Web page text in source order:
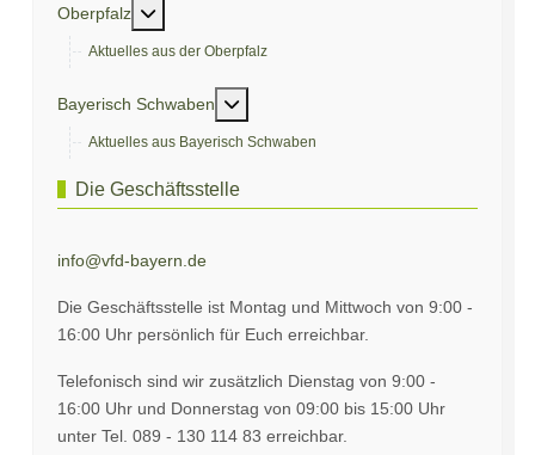
Oberpfalz Weitere Informationen: Oberpfalz
Aktuelles aus der Oberpfalz
Bayerisch Schwaben Weitere Informationen: Bayerisch
Aktuelles aus Bayerisch Schwaben
Die Geschäftsstelle
info@vfd-bayern.de
Die Geschäftsstelle ist Montag und Mittwoch von 9:00 -
16:00 Uhr persönlich für Euch erreichbar.
Telefonisch sind wir zusätzlich Dienstag von 9:00 -
16:00 Uhr und Donnerstag von 09:00 bis 15:00 Uhr
unter Tel. 089 - 130 114 83 erreichbar.